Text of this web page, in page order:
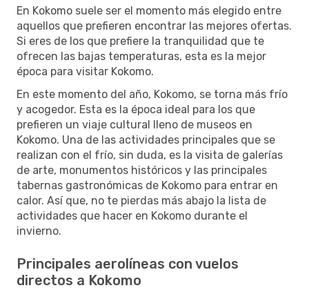
En Kokomo suele ser el momento más elegido entre
aquellos que prefieren encontrar las mejores ofertas.
Si eres de los que prefiere la tranquilidad que te
ofrecen las bajas temperaturas, esta es la mejor
época para visitar Kokomo.
En este momento del año, Kokomo, se torna más frío
y acogedor. Esta es la época ideal para los que
prefieren un viaje cultural lleno de museos en
Kokomo. Una de las actividades principales que se
realizan con el frío, sin duda, es la visita de galerías
de arte, monumentos históricos y las principales
tabernas gastronómicas de Kokomo para entrar en
calor. Así que, no te pierdas más abajo la lista de
actividades que hacer en Kokomo durante el
invierno.
Principales aerolíneas con vuelos
directos a Kokomo